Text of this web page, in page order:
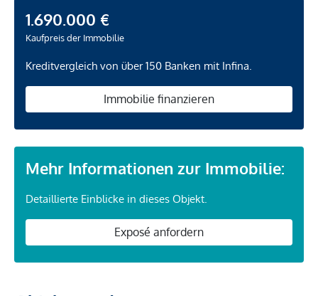
1.690.000 €
Kaufpreis der Immobilie
Kreditvergleich von über 150 Banken mit Infina.
Immobilie finanzieren
Mehr Informationen zur Immobilie:
Detaillierte Einblicke in dieses Objekt.
Exposé anfordern